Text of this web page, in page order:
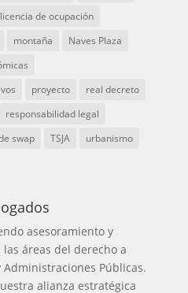
licencia de ocupación
montaña
Naves Plaza
proyecto
real decreto
responsabilidad legal
swap TSJA
urbanismo
asesoramiento y
áreas del derecho a
Públicas.
alianza estratégica